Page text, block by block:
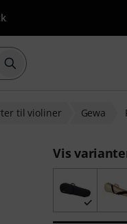
Start søgning med
til violiner Gewa
Vis